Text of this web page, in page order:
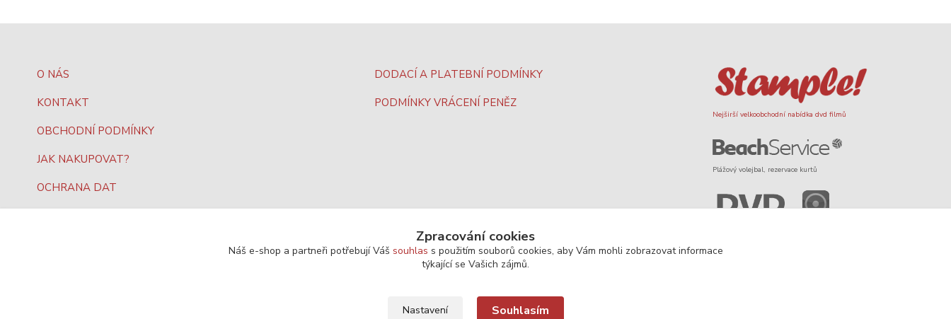
O NÁS
KONTAKT
OBCHODNÍ PODMÍNKY
JAK NAKUPOVAT?
OCHRANA DAT
DODACÍ A PLATEBNÍ PODMÍNKY
PODMÍNKY VRÁCENÍ PENĚZ
Nejširší velkoobchodní nabídka dvd filmů
Plážový volejbal, rezervace kurtů
Zpracování cookies
Náš e-shop a partneři potřebují Váš souhlas s použitím souborů cookies, aby Vám mohli zobrazovat informace
týkající se Vašich zájmů.
Nastavení Souhlasím